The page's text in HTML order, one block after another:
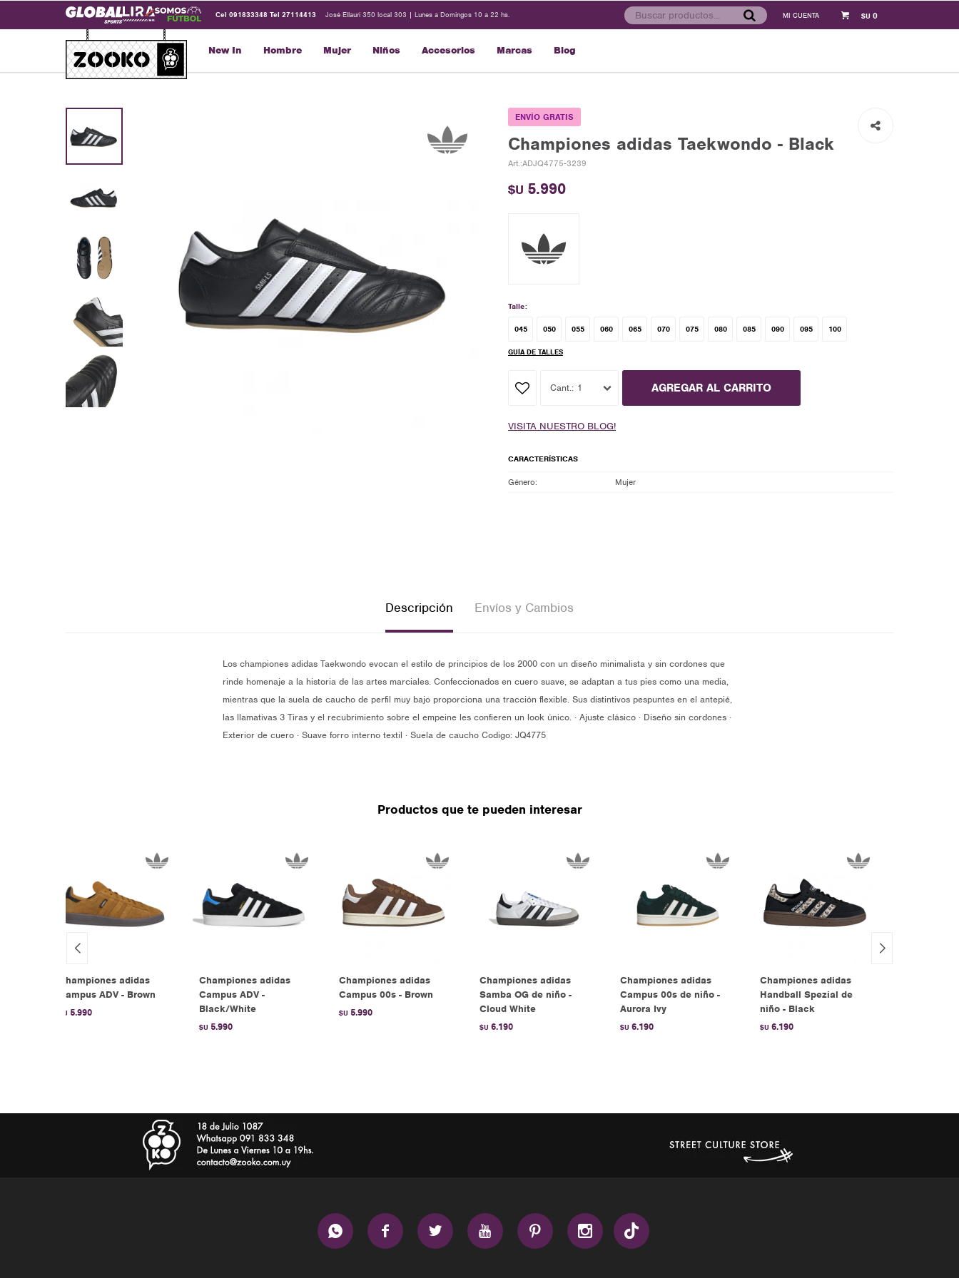
New In Hombre Mujer Niños Accesorios Marcas Blog
$U 0
Cel 091833348 Tel 27114413 José Ellauri 350 local 303 | Lunes a Domingos 10 a 22 hs.
ENVÍO GRATIS
Championes adidas Taekwondo - Black
ADJQ4775-3239
$U 5.990
Talle:
045 050 055 060 065 070 075 080 085 090 095 100
GUÍA DE TALLES
1 AGREGAR AL CARRITO
VISITA NUESTRO BLOG!
CARACTERÍSTICAS
Género Mujer
Descripción Envíos y Cambios
Los championes adidas Taekwondo evocan el estilo de principios de los 2000 con un diseño minimalista y sin cordones que
rinde homenaje a la historia de las artes marciales. Confeccionados en cuero suave, se adaptan a tus pies como una media,
mientras que la suela de caucho de perfil muy bajo proporciona una tracción flexible. Sus distintivos pespuntes en el antepié,
las llamativas 3 Tiras y el recubrimiento sobre el empeine les confieren un look único. · Ajuste clásico · Diseño sin cordones ·
Exterior de cuero · Suave forro interno textil · Suela de caucho Codigo: JQ4775
Productos que te pueden interesar
Championes adidas
Campus ADV - Brown
$U 5.990
Championes adidas
Campus ADV -
Black/White
$U 5.990
Championes adidas
Campus 00s - Brown
$U 5.990
Championes adidas
Samba OG de niño -
Cloud White
$U 6.190
Championes adidas
Campus 00s de niño -
Aurora Ivy
$U 6.190
Championes adidas
Handball Spezial de
niño - Black
$U 6.190
     